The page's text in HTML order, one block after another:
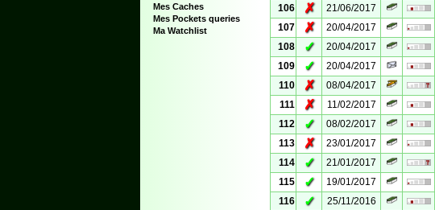
Mes Caches
Mes Pockets queries
Ma Watchlist
106
✗ 21/06/2017
107
✗ 20/04/2017
108
✓ 20/04/2017
109
✓ 20/04/2017
110
✗ 08/04/2017
111
✗ 11/02/2017
112
✓ 08/02/2017
113
✗ 23/01/2017
114
✓ 21/01/2017
115
✓ 19/01/2017
116
✓ 25/11/2016